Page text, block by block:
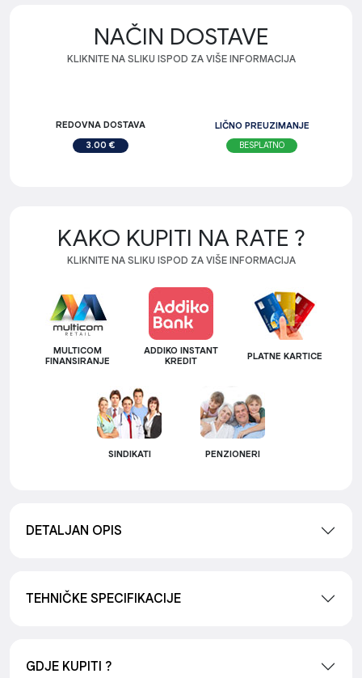
NAČIN DOSTAVE
KLIKNITE NA SLIKU ISPOD ZA VIŠE INFORMACIJA
REDOVNA DOSTAVA
3.00 €
LIČNO PREUZIMANJE
BESPLATNO
KAKO KUPITI NA RATE ?
KLIKNITE NA SLIKU ISPOD ZA VIŠE INFORMACIJA
MULTICOM
FINANSIRANJE
ADDIKO INSTANT
KREDIT
PLATNE KARTICE
SINDIKATI PENZIONERI
DETALJAN OPIS
TEHNIČKE SPECIFIKACIJE
GDJE KUPITI ?